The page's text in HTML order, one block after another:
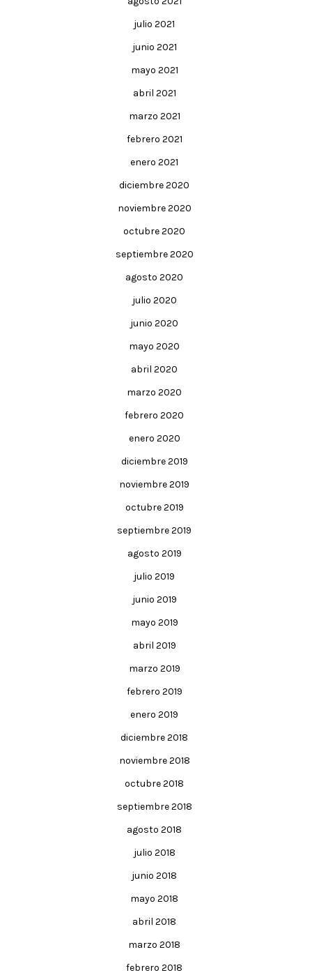
julio 2021
junio 2021
mayo 2021
abril 2021
marzo 2021
febrero 2021
enero 2021
diciembre 2020
noviembre 2020
octubre 2020
septiembre 2020
agosto 2020
julio 2020
junio 2020
mayo 2020
abril 2020
marzo 2020
febrero 2020
enero 2020
diciembre 2019
noviembre 2019
octubre 2019
septiembre 2019
agosto 2019
julio 2019
junio 2019
mayo 2019
abril 2019
marzo 2019
febrero 2019
enero 2019
diciembre 2018
noviembre 2018
octubre 2018
septiembre 2018
agosto 2018
julio 2018
junio 2018
mayo 2018
abril 2018
marzo 2018
febrero 2018